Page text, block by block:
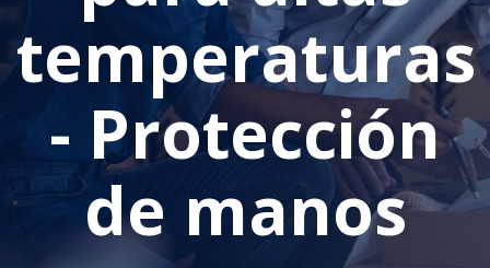
temperaturas
- Protección
de manos